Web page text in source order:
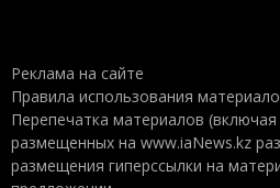
Реклама на сайте
Правила использования
Перепечатка материалов
размещенных на www.iaNews.kz
размещения гиперссылки на